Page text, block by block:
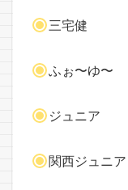
三宅健
ふぉ〜ゆ〜
ジュニア
関西ジュニア